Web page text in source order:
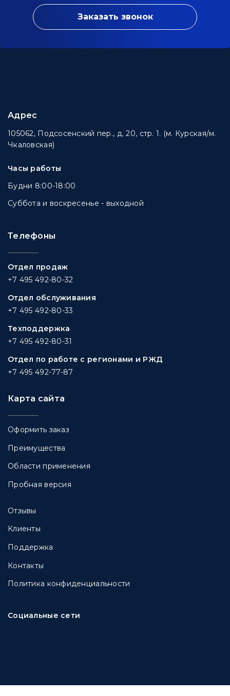
Заказать звонок
Адрес
105062, Подсосенский пер., д. 20, стр. 1. (м. Курская/м.
Чкаловская)
Часы работы
Будни 8:00-18:00
Суббота и воскресенье - выходной
Телефоны
Отдел продаж
+7 495 492-80-32
Отдел обслуживания
+7 495 492-80-33
Техподдержка
+7 495 492-80-31
Отдел по работе с регионами и РЖД
+7 495 492-77-87
Карта сайта
Оформить заказ
Преимущества
Области применения
Пробная версия
Отзывы
Клиенты
Поддержка
Контакты
Политика конфиденциальности
Социальные сети